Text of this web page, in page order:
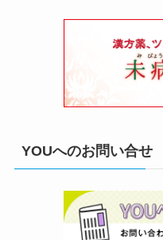
YOUへのお問い合せ